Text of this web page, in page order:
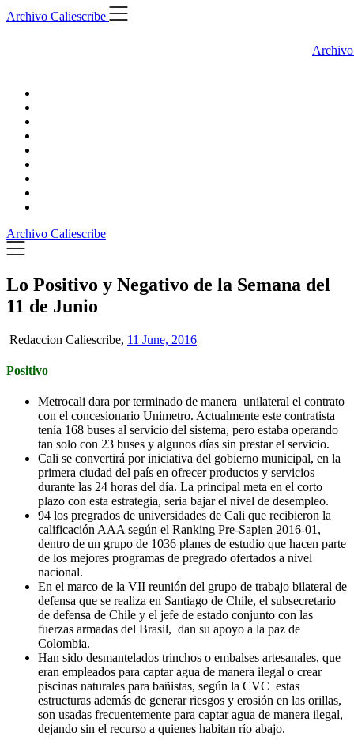
Skip
to
Archivo Caliescribe
Archivo Caliescribe
Lo Positivo y Negativo de la Semana del
11 de Junio
Redaccion Caliescribe, 11 June, 2016
Positivo
Metrocali dara por terminado de manera unilateral el contrato
con el concesionario Unimetro. Actualmente este contratista
tenía 168 buses al servicio del sistema, pero estaba operando
tan solo con 23 buses y algunos días sin prestar el servicio.
Cali se convertirá por iniciativa del gobierno municipal, en la
primera ciudad del país en ofrecer productos y servicios
durante las 24 horas del día. La principal meta en el corto
plazo con esta estrategia, seria bajar el nivel de desempleo.
94 los pregrados de universidades de Cali que recibieron la
calificación AAA según el Ranking Pre-Sapien 2016-01,
dentro de un grupo de 1036 planes de estudio que hacen parte
de los mejores programas de pregrado ofertados a nivel
nacional.
En el marco de la VII reunión del grupo de trabajo bilateral de
defensa que se realiza en Santiago de Chile, el subsecretario
de defensa de Chile y el jefe de estado conjunto con las
fuerzas armadas del Brasil, dan su apoyo a la paz de
Colombia.
Han sido desmantelados trinchos o embalses artesanales, que
eran empleados para captar agua de manera ilegal o crear
piscinas naturales para bañistas, según la CVC estas
estructuras además de generar riesgos y erosión en las orillas,
son usadas frecuentemente para captar agua de manera ilegal,
dejando sin el recurso a quienes habitan río abajo.